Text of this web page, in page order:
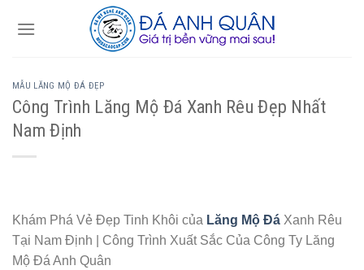
MẪU LĂNG MỘ ĐÁ ĐẸP
Công Trình Lăng Mộ Đá Xanh Rêu Đẹp Nhất
Nam Định
Khám Phá Vẻ Đẹp Tinh Khôi của Lăng Mộ Đá Xanh Rêu
Tại Nam Định | Công Trình Xuất Sắc Của Công Ty Lăng
Mộ Đá Anh Quân